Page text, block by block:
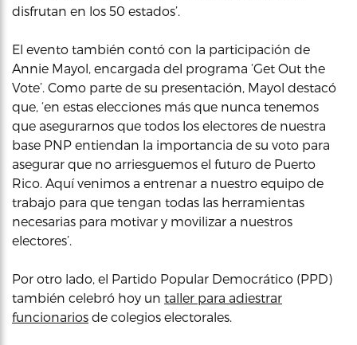
disfrutan en los 50 estados’.
El evento también contó con la participación de
Annie Mayol, encargada del programa ‘Get Out the
Vote’. Como parte de su presentación, Mayol destacó
que, ‘en estas elecciones más que nunca tenemos
que asegurarnos que todos los electores de nuestra
base PNP entiendan la importancia de su voto para
asegurar que no arriesguemos el futuro de Puerto
Rico. Aquí venimos a entrenar a nuestro equipo de
trabajo para que tengan todas las herramientas
necesarias para motivar y movilizar a nuestros
electores’.
Por otro lado, el Partido Popular Democrático (PPD)
también celebró hoy un taller para adiestrar
funcionarios de colegios electorales.